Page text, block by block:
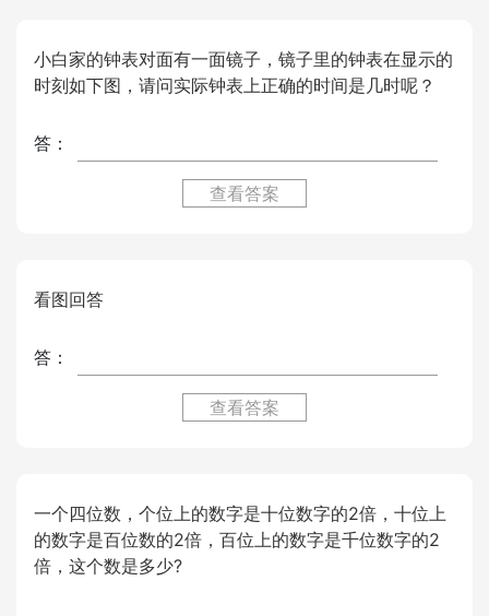
小白家的钟表对面有一面镜子，镜子里的钟表在显示的
时刻如下图，请问实际钟表上正确的时间是几时呢？
答：
查看答案
看图回答
答：
查看答案
一个四位数，个位上的数字是十位数字的2倍，十位上
的数字是百位数的2倍，百位上的数字是千位数字的2
倍，这个数是多少?